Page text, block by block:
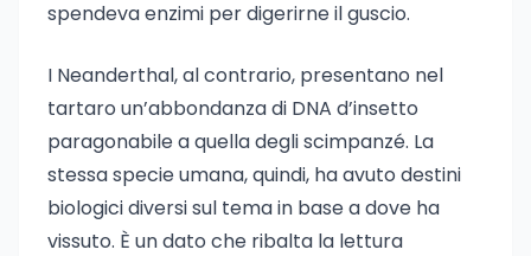
spendeva enzimi per digerirne il guscio.
I Neanderthal, al contrario, presentano nel
tartaro un’abbondanza di DNA d’insetto
paragonabile a quella degli scimpanzé. La
stessa specie umana, quindi, ha avuto destini
biologici diversi sul tema in base a dove ha
vissuto. È un dato che ribalta la lettura